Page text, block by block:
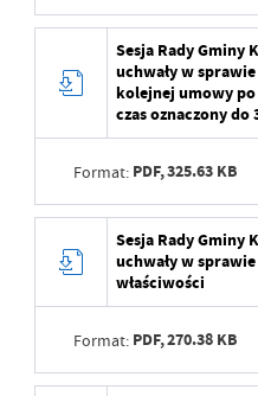
Data ostatniej
aktualizacji
Ostatnio zaktualizował
Wytworzył
Opublikował
Data ostatniej
aktualizacji
Ostatnio zaktualizował
Sesja Rady Gminy
uchwały w
kolejnej umowy
czas oznaczony do
Format: PDF,325.63 KB
Wytworzył
Sesja Rady Gminy
uchwały w
właściwości
Format: PDF,270.38 KB